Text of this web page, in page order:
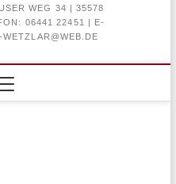
WEG 34 | 35578
06441 22451 | E-